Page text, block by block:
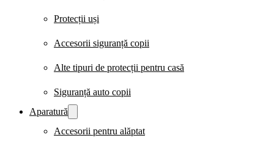
Protecții uși
Accesorii siguranță copii
Alte tipuri de protecții pentru casă
Siguranță auto copii
Aparatură
Accesorii pentru alăptat